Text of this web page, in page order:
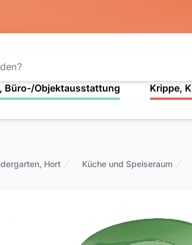
Büro-/Objektausstattung Krippe,
Hort Küche und Speiseraum